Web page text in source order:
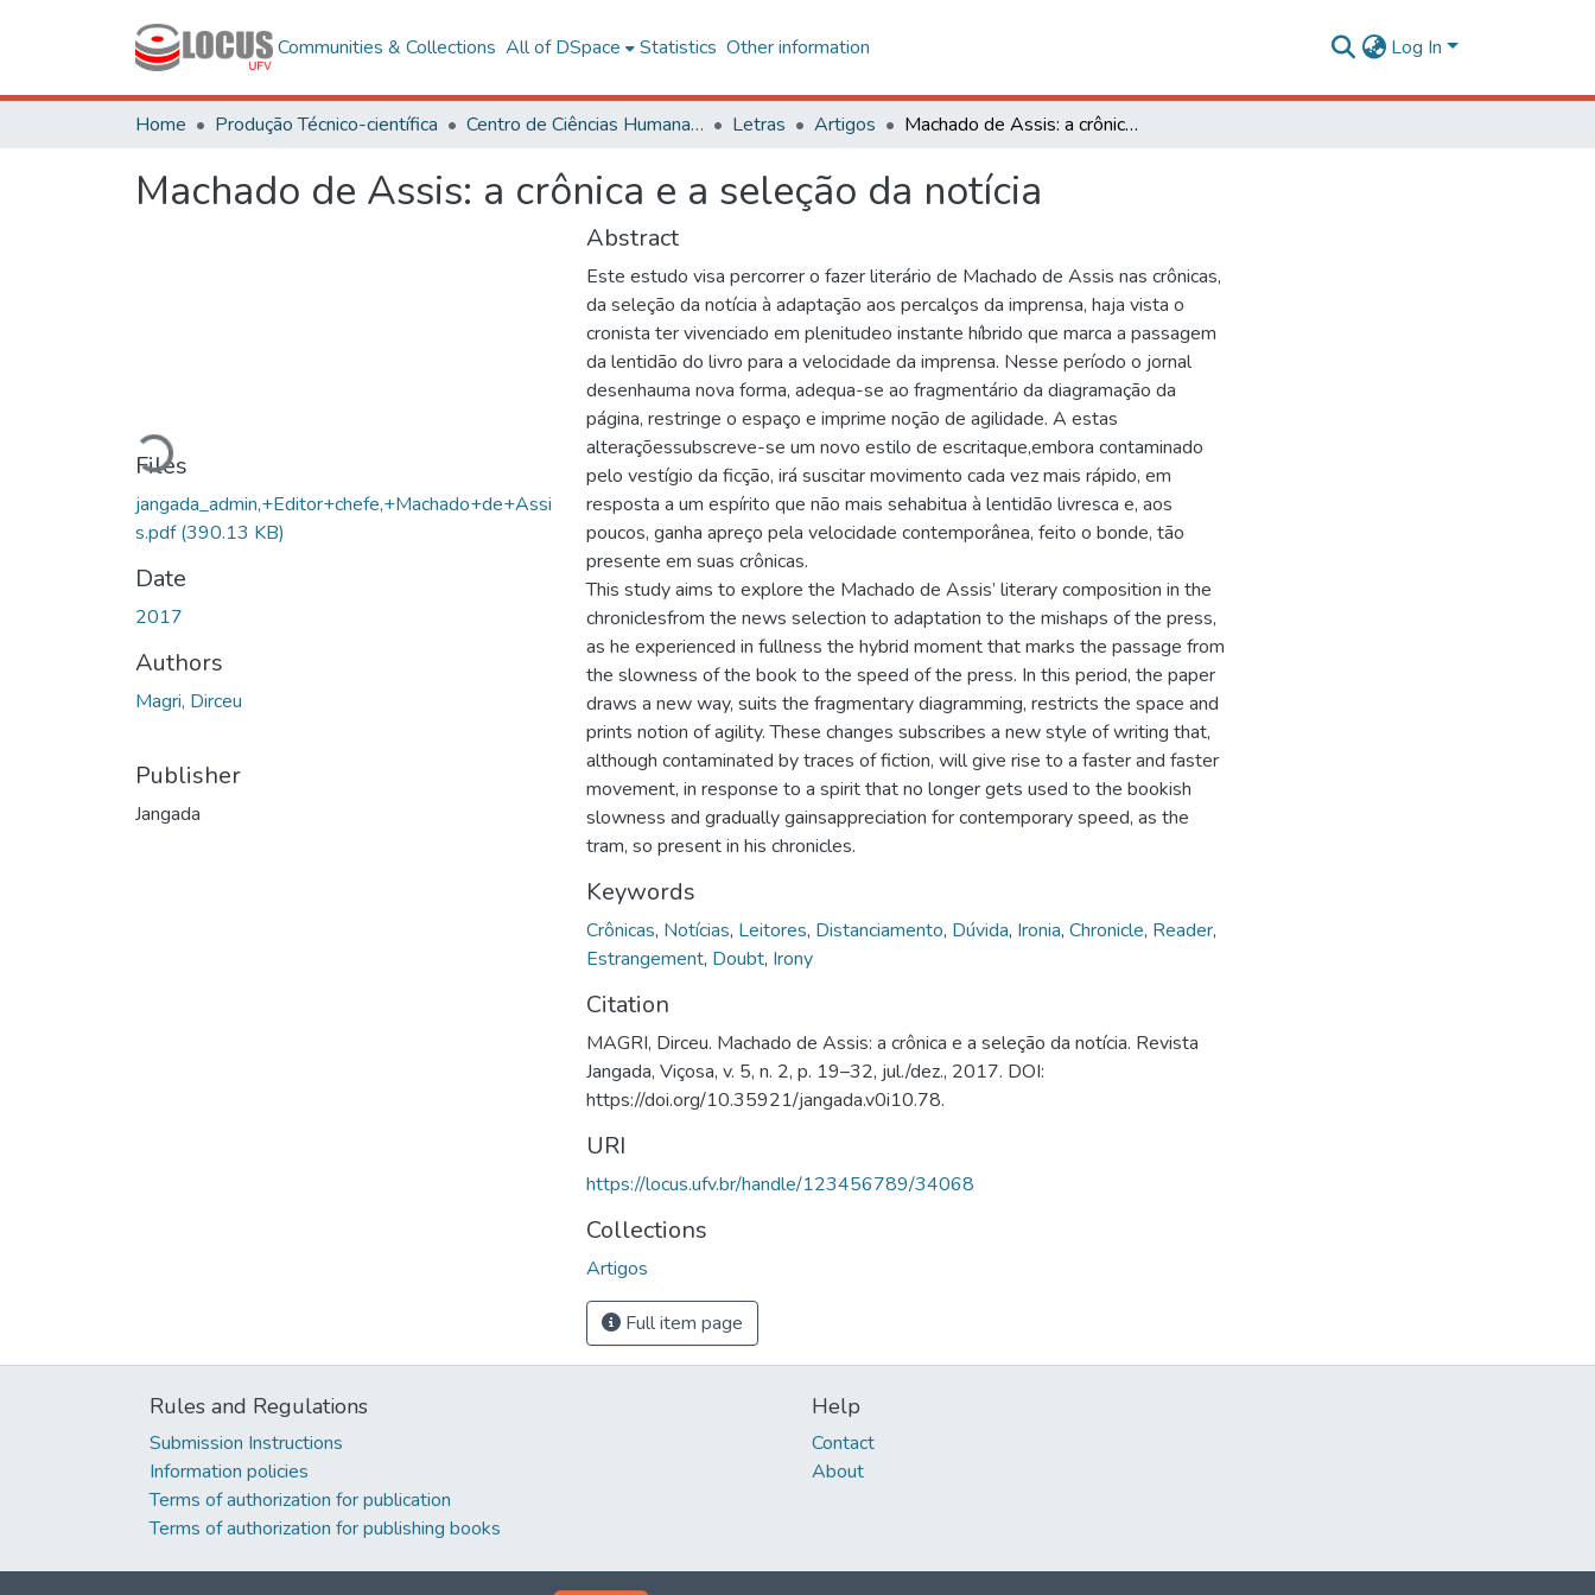
Communities & Collections All of DSpace Statistics Other information Log In
Home Produção Técnico-científica Centro de Ciências Humanas, Letras e Artes Letras Artigos Machado de Assis: a crônica e a seleção da notícia
Machado de Assis: a crônica e a seleção da notícia
Loading...
Files
jangada_admin,+Editor+chefe,+Machado+de+Assi
s.pdf(390.13 KB)
Date
2017
Authors
Magri, Dirceu
Publisher
Jangada
Abstract
Este estudo visa percorrer o fazer literário de Machado de Assis nas crônicas,
da seleção da notícia à adaptação aos percalços da imprensa, haja vista o
cronista ter vivenciado em plenitudeo instante híbrido que marca a passagem
da lentidão do livro para a velocidade da imprensa. Nesse período o jornal
desenhauma nova forma, adequa-se ao fragmentário da diagramação da
página, restringe o espaço e imprime noção de agilidade. A estas
alteraçõessubscreve-se um novo estilo de escritaque,embora contaminado
pelo vestígio da ficção, irá suscitar movimento cada vez mais rápido, em
resposta a um espírito que não mais sehabitua à lentidão livresca e, aos
poucos, ganha apreço pela velocidade contemporânea, feito o bonde, tão
presente em suas crônicas.
This study aims to explore the Machado de Assis’ literary composition in the
chroniclesfrom the news selection to adaptation to the mishaps of the press,
as he experienced in fullness the hybrid moment that marks the passage from
the slowness of the book to the speed of the press. In this period, the paper
draws a new way, suits the fragmentary diagramming, restricts the space and
prints notion of agility. These changes subscribes a new style of writing that,
although contaminated by traces of fiction, will give rise to a faster and faster
movement, in response to a spirit that no longer gets used to the bookish
slowness and gradually gainsappreciation for contemporary speed, as the
tram, so present in his chronicles.
Keywords
Crônicas, Notícias, Leitores, Distanciamento, Dúvida, Ironia, Chronicle, Reader,
Estrangement, Doubt, Irony
Citation
MAGRI, Dirceu. Machado de Assis: a crônica e a seleção da notícia. Revista
Jangada, Viçosa, v. 5, n. 2, p. 19–32, jul./dez., 2017. DOI:
https://doi.org/10.35921/jangada.v0i10.78.
URI
https://locus.ufv.br/handle/123456789/34068
Collections
Artigos
Full item page
Rules and Regulations
Submission Instructions
Information policies
Terms of authorization for publication
Terms of authorization for publishing books
Help
Contact
About